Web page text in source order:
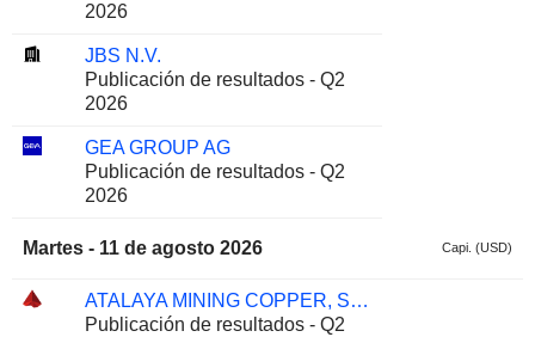
2026
JBS N.V.
Publicación de resultados - Q2
2026
GEA GROUP AG
Publicación de resultados - Q2
2026
Martes - 11 de agosto 2026 Capi. (USD)
ATALAYA MINING COPPER, S.A.
Publicación de resultados - Q2